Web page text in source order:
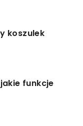
koszulek
funkcje